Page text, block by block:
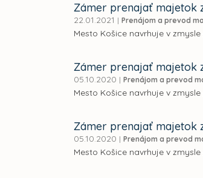
Zámer prenajať majetok
22.01.2021 | Prenájom a prevod
Mesto Košice navrhuje v
Zámer prenajať majetok
05.10.2020 | Prenájom a prevod
Mesto Košice navrhuje v
Zámer prenajať majetok
05.10.2020 | Prenájom a prevod
Mesto Košice navrhuje v